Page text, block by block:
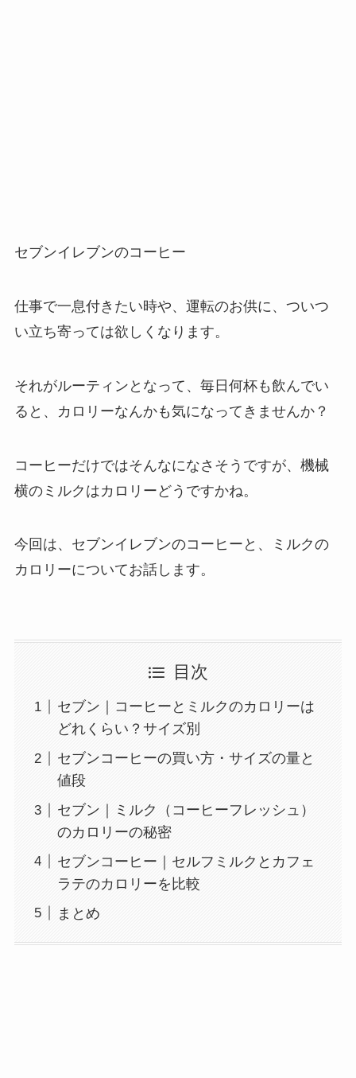
セブンイレブンのコーヒー
仕事で一息付きたい時や、運転のお供に、ついつ
い立ち寄っては欲しくなります。
それがルーティンとなって、毎日何杯も飲んでい
ると、カロリーなんかも気になってきませんか？
コーヒーだけではそんなになさそうですが、機械
横のミルクはカロリーどうですかね。
今回は、セブンイレブンのコーヒーと、ミルクの
カロリーについてお話します。
目次
セブン｜コーヒーとミルクのカロリーは
どれくらい？サイズ別
セブンコーヒーの買い方・サイズの量と
値段
セブン｜ミルク（コーヒーフレッシュ）
のカロリーの秘密
セブンコーヒー｜セルフミルクとカフェ
ラテのカロリーを比較
まとめ